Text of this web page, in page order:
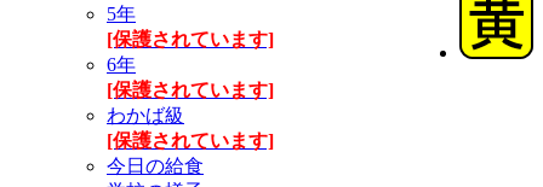
5年
[保護されています]
6年
[保護されています]
わかば級
[保護されています]
今日の給食